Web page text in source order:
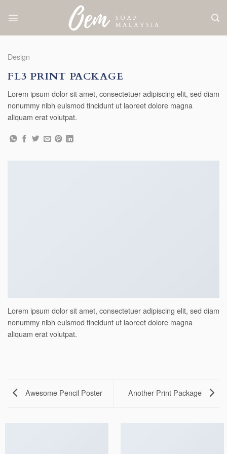
Design
FL3 PRINT PACKAGE
Lorem ipsum dolor sit amet, consectetuer adipiscing elit, sed diam
nonummy nibh euismod tincidunt ut laoreet dolore magna
aliquam erat volutpat.
Lorem ipsum dolor sit amet, consectetuer adipiscing elit, sed diam
nonummy nibh euismod tincidunt ut laoreet dolore magna
aliquam erat volutpat.
Awesome Pencil Poster Another Print Package